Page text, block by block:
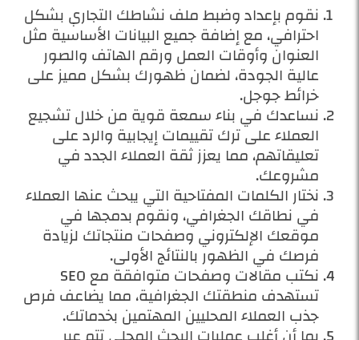
نقوم بإعداد وضبط ملف نشاطك التجاري بشكل
احترافي، مع إضافة جميع البيانات الأساسية مثل
العنوان وأوقات العمل ورقم الهاتف والصور
عالية الجودة، لضمان ظهورك بشكل مميز على
خرائط جوجل.
نساعدك في بناء سمعة قوية من خلال تشجيع
العملاء على ترك تقييمات إيجابية والرد على
تعليقاتهم، مما يعزز ثقة العملاء الجدد في
مشروعك.
نختار الكلمات المفتاحية التي يبحث عنها العملاء
في نطاقك الجغرافي، ونقوم بدمجها في
موقعك الإلكتروني وصفحات منتجاتك لزيادة
فرصك في الظهور بالنتائج الأولى.
نكتب مقالات وصفحات متوافقة مع SEO
تستهدف منطقتك الجغرافية، مما يضاعف فرص
جذب العملاء المحليين المهتمين بخدماتك.